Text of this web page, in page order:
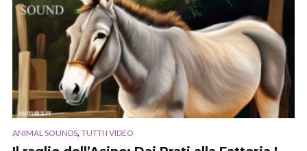
ANIMAL SOUNDS, TUTTI I VIDEO